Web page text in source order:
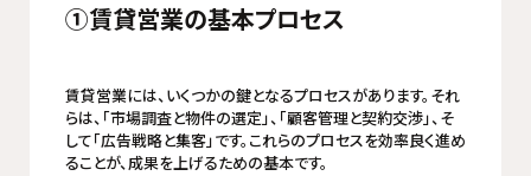
①賃貸営業の基本プロセス
賃貸営業には、いくつかの鍵となるプロセスがあります。それ
らは、「市場調査と物件の選定」、「顧客管理と契約交渉」、そ
して「広告戦略と集客」です。これらのプロセスを効率良く進め
ることが、成果を上げるための基本です。